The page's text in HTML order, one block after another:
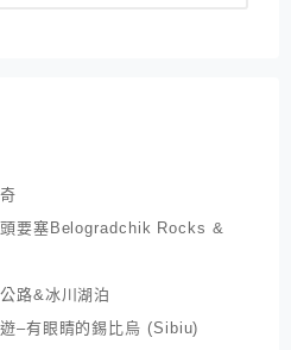
要塞Belogradchik Rocks &
路&冰川湖泊
–有眼睛的錫比烏 (Sibiu)